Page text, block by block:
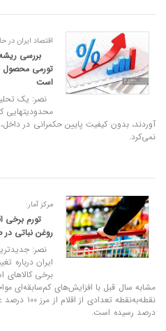
اقتصاد ایران
تورمی محصول
است
نصر: یک
محدودیتهایی
آوردند، بدون کیفیت پایین حکمرانی در
نمی‌کرد.
مرکز آمار:
روغن نباتی در
نصر:
ایران درباره
مشابه سال قبل با افزایش‌های کم‌سابقه‌ای
درصد رسیده است.